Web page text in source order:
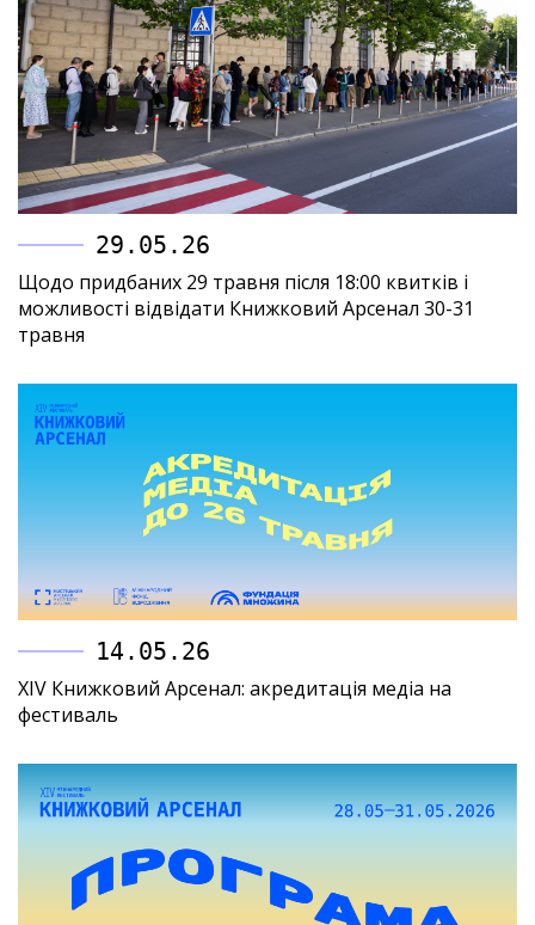
29.05.26
Щодо придбаних 29 травня після 18:00 квитків і
можливості відвідати Книжковий Арсенал 30-31
травня
14.05.26
XIV Книжковий Арсенал: акредитація медіа на
фестиваль